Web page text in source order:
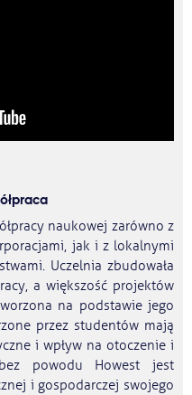
naukowej zarówno z
jak i z lokalnymi
Uczelnia zbudowała
a większość projektów
na podstawie jego
przez studentów mają
i wpływ na otoczenie i
powodu Howest jest
i gospodarczej swojego